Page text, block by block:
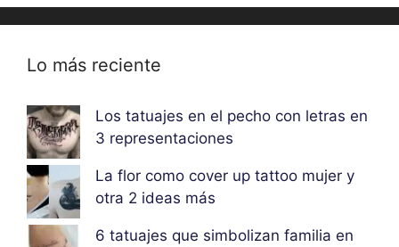
Lo más reciente
Los tatuajes en el pecho con letras en
3 representaciones
La flor como cover up tattoo mujer y
otra 2 ideas más
6 tatuajes que simbolizan familia en